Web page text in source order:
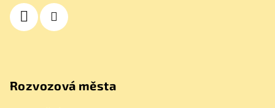
Rozvozová města